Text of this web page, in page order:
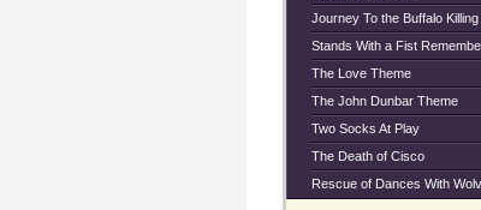
Journey To the Buffalo
Stands With a Fist
The Love Theme
The John Dunbar Theme
Two Socks At Play
The Death of Cisco
Rescue of Dances With